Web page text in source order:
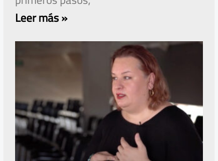
Leer más »